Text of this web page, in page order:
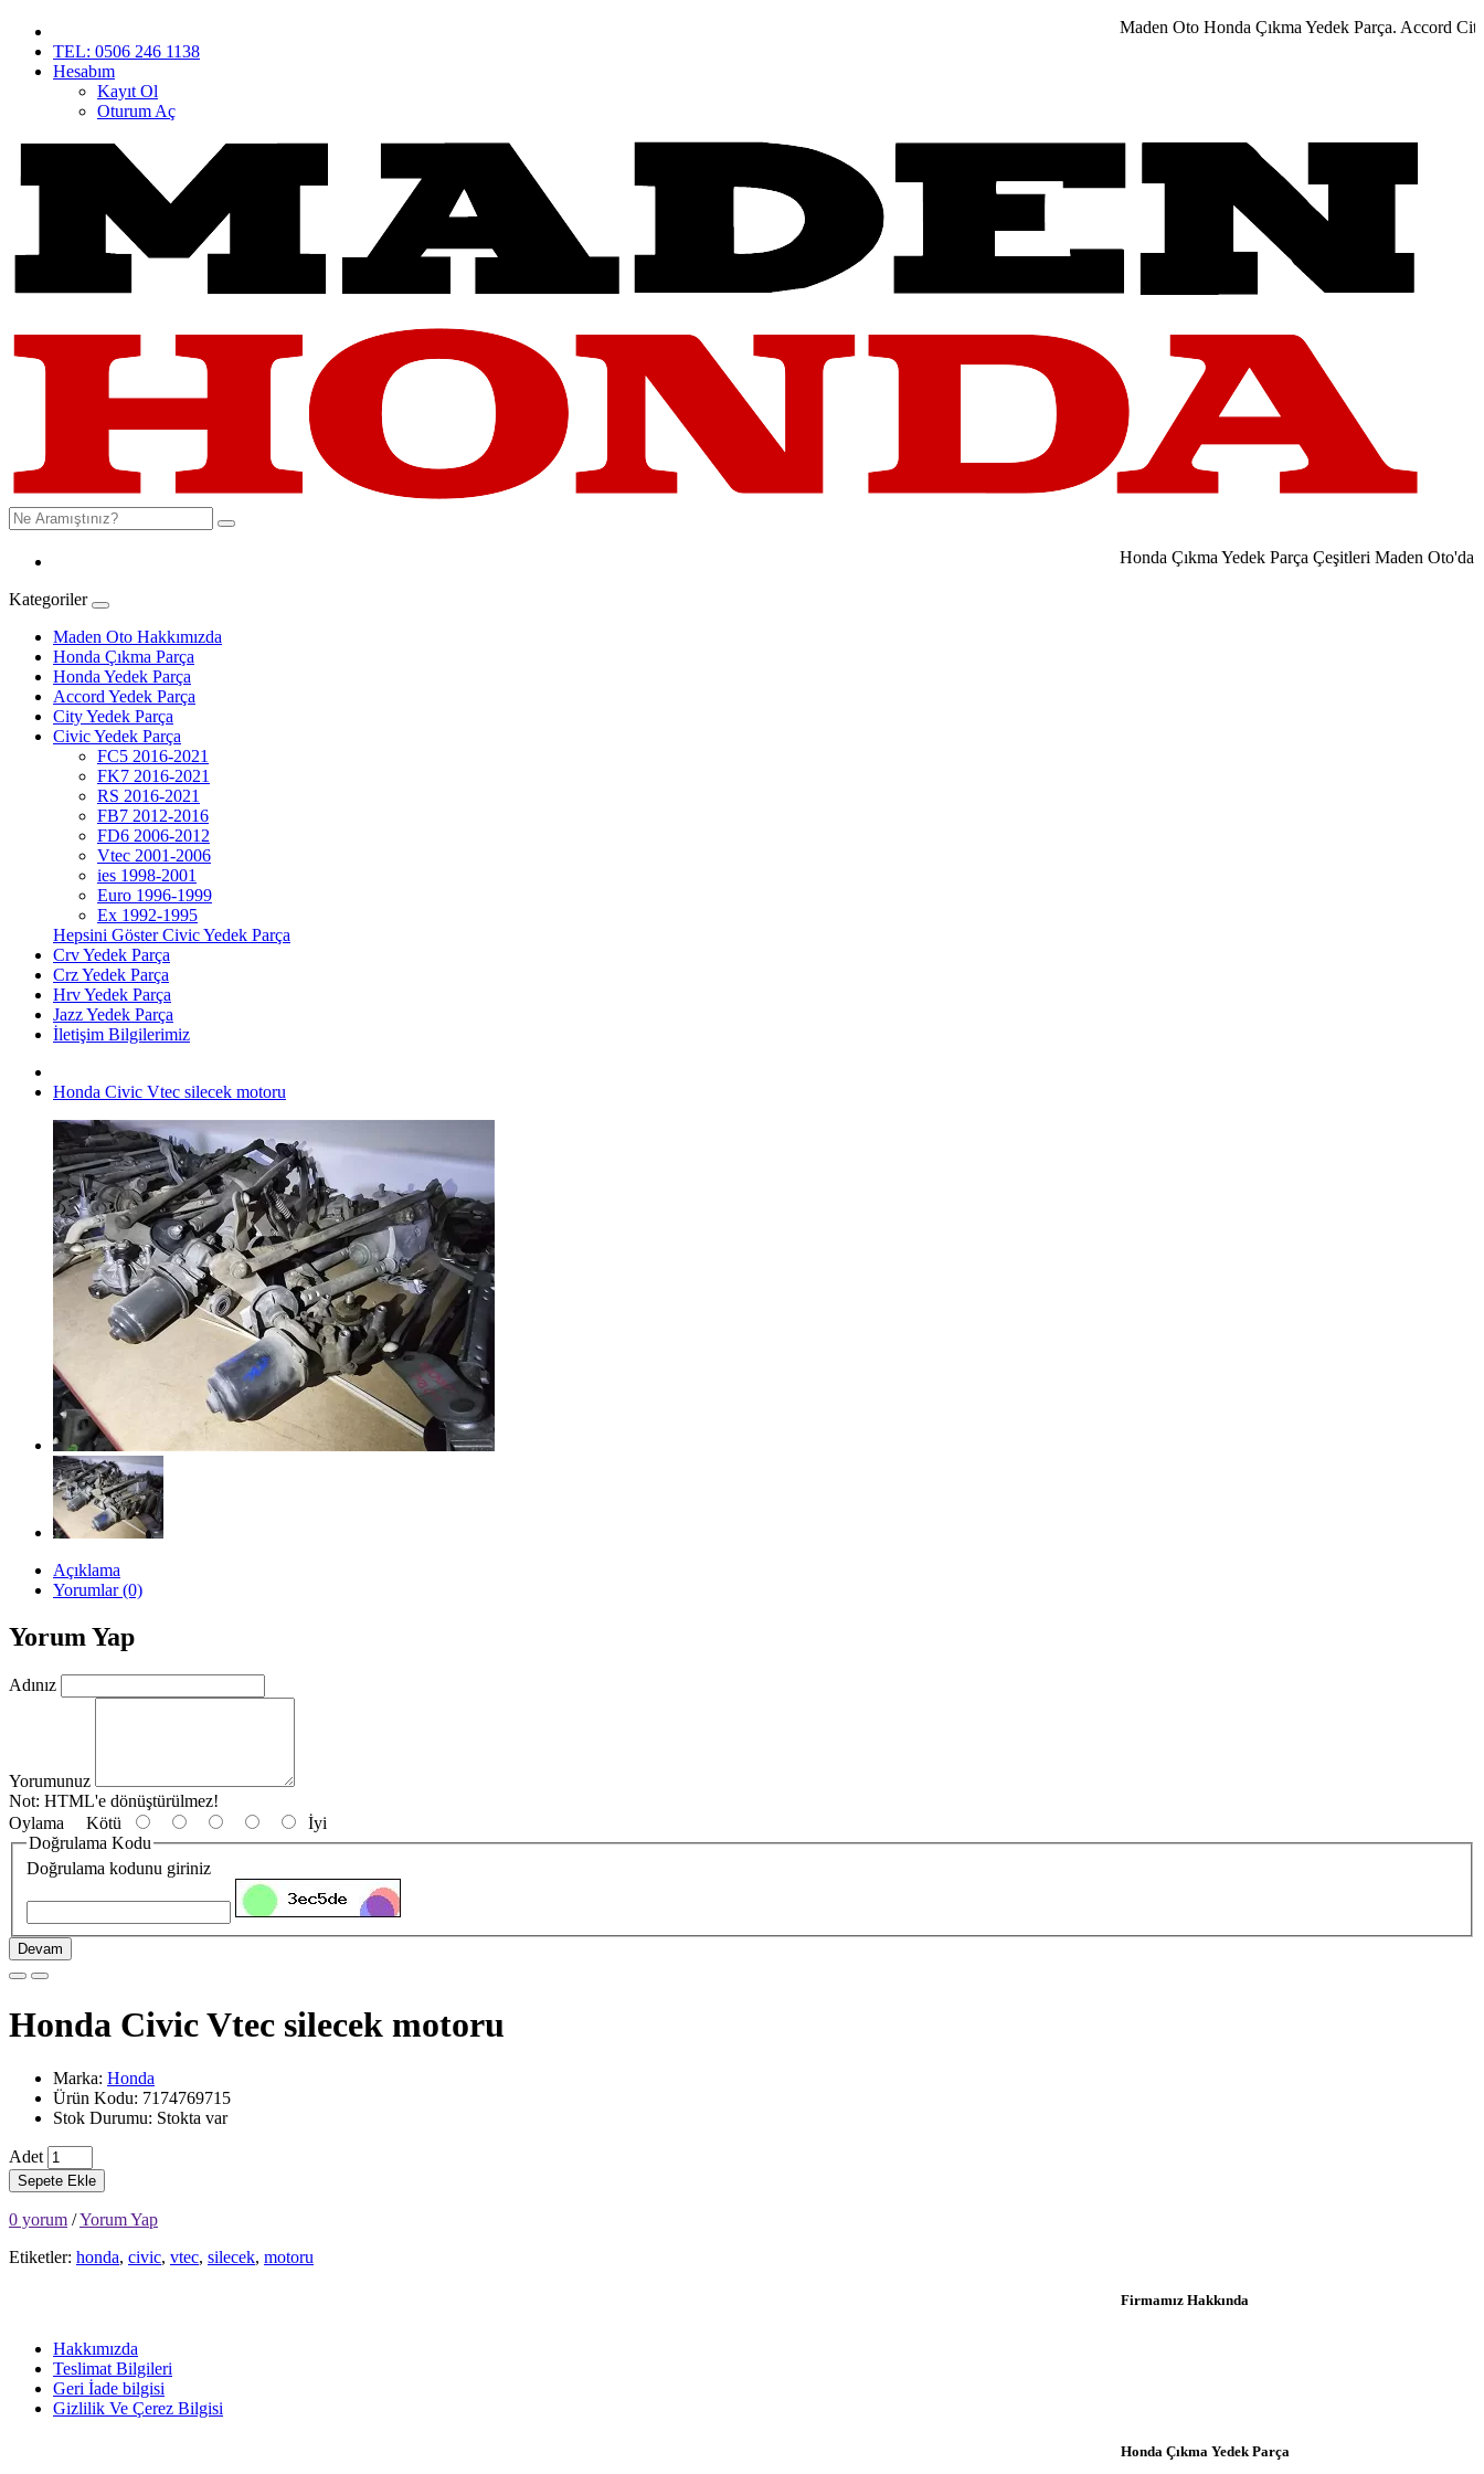
Maden Oto Honda Çıkma Yedek Parça. Accord City
TEL: 0506 246 1138
Hesabım
Kayıt Ol
Oturum Aç
Honda Çıkma Yedek Parça Çeşitleri Maden Oto'da 0506
Kategoriler
Maden Oto Hakkımızda
Honda Çıkma Parça
Honda Yedek Parça
Accord Yedek Parça
City Yedek Parça
Civic Yedek Parça
FC5 2016-2021
FK7 2016-2021
RS 2016-2021
FB7 2012-2016
FD6 2006-2012
Vtec 2001-2006
ies 1998-2001
Euro 1996-1999
Ex 1992-1995
Hepsini Göster Civic Yedek Parça
Crv Yedek Parça
Crz Yedek Parça
Hrv Yedek Parça
Jazz Yedek Parça
İletişim Bilgilerimiz
Honda Civic Vtec silecek motoru
Açıklama
Yorumlar (0)
Yorum Yap
Adınız
Yorumunuz
Not: HTML'e dönüştürülmez!
Oylama Kötü
İyi
Doğrulama Kodu
Doğrulama kodunu giriniz
Devam
Honda Civic Vtec silecek motoru
Marka: Honda
Ürün Kodu: 7174769715
Stok Durumu: Stokta var
Adet
Sepete Ekle
0 yorum /Yorum Yap
Etiketler: honda, civic, vtec, silecek, motoru
Firmamız Hakkında
Hakkımızda
Teslimat Bilgileri
Geri İade bilgisi
Gizlilik Ve Çerez Bilgisi
Honda Çıkma Yedek Parça